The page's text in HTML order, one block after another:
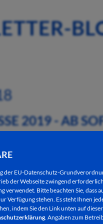
der EU-Datenschutz-
der Webseite zwingend
Bitte beachten Sie, dass
Verfügung stehen. Es steht Ihnen
indem Sie den Link unten auf
. Angaben zum
2019 - AB
für die
Bad Hersfeld möglich.